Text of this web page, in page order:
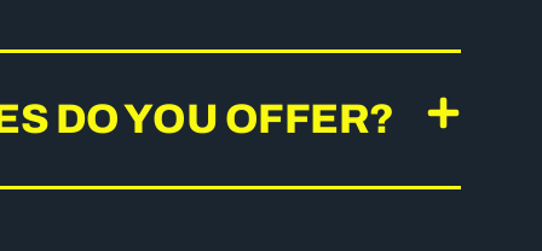
DO YOU OFFER?